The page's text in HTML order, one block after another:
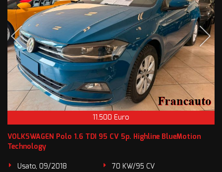
11.500 Euro
VOLKSWAGEN Polo 1.6 TDI 95 CV 5p. Highline BlueMotion
Technology
Usato, 09/2018
70 KW/95 CV